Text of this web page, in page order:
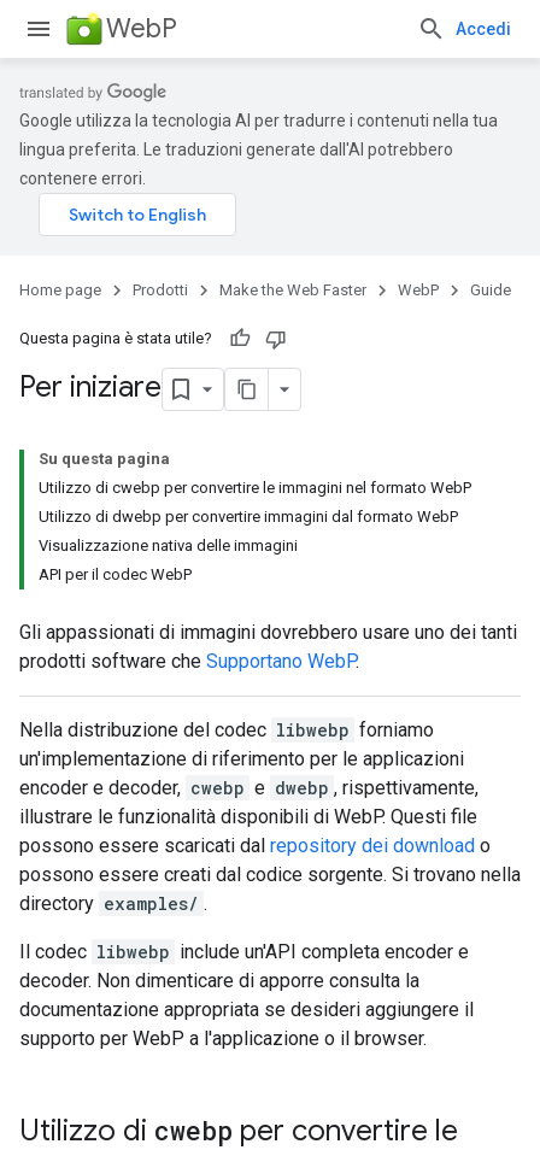
WebP Accedi
Google utilizza la tecnologia AI per tradurre i contenuti nella tua
lingua preferita. Le traduzioni generate dall'AI potrebbero
contenere errori.
Home page Prodotti Make the Web Faster WebP Guide
Questa pagina è stata utile?
Per iniziare
Su questa pagina
Utilizzo di cwebp per convertire le immagini nel formato WebP
Utilizzo di dwebp per convertire immagini dal formato WebP
Visualizzazione nativa delle immagini
API per il codec WebP
Gli appassionati di immagini dovrebbero usare uno dei tanti
prodotti software che Supportano WebP.
Nella distribuzione del codec libwebp forniamo
un'implementazione di riferimento per le applicazioni
encoder e decoder, cwebp e dwebp , rispettivamente,
illustrare le funzionalità disponibili di WebP. Questi file
possono essere scaricati dal repository dei download o
possono essere creati dal codice sorgente. Si trovano nella
directory examples/ .
Il codec libwebp include un'API completa encoder e
decoder. Non dimenticare di apporre consulta la
documentazione appropriata se desideri aggiungere il
supporto per WebP a l'applicazione o il browser.
Utilizzo di cwebp per convertire le